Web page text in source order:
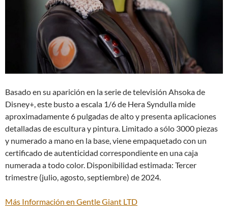
Basado en su aparición en la serie de televisión Ahsoka de
Disney+, este busto a escala 1/6 de Hera Syndulla mide
aproximadamente 6 pulgadas de alto y presenta aplicaciones
detalladas de escultura y pintura. Limitado a sólo 3000 piezas
y numerado a mano en la base, viene empaquetado con un
certificado de autenticidad correspondiente en una caja
numerada a todo color. Disponibilidad estimada: Tercer
trimestre (julio, agosto, septiembre) de 2024.
Más Información en Gentle Giant LTD